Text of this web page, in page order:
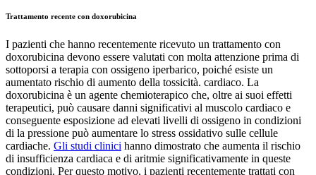
Trattamento recente con doxorubicina
I pazienti che hanno recentemente ricevuto un trattamento con
doxorubicina devono essere valutati con molta attenzione prima di
sottoporsi a terapia con ossigeno iperbarico, poiché esiste un
aumentato rischio di aumento della tossicità. cardiaco. La
doxorubicina è un agente chemioterapico che, oltre ai suoi effetti
terapeutici, può causare danni significativi al muscolo cardiaco e
conseguente esposizione ad elevati livelli di ossigeno in condizioni
di la pressione può aumentare lo stress ossidativo sulle cellule
cardiache. Gli studi clinici hanno dimostrato che aumenta il rischio
di insufficienza cardiaca e di aritmie significativamente in queste
condizioni. Per questo motivo, i pazienti recentemente trattati con